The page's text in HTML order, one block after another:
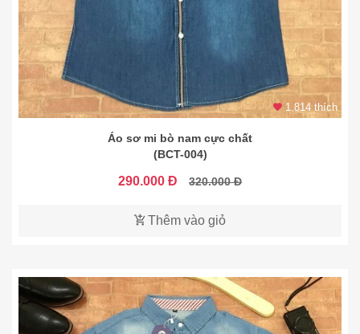
1.814 thích
Áo sơ mi bò nam cực chất
(BCT-004)
290.000 Đ 320.000 Đ
Thêm vào giỏ